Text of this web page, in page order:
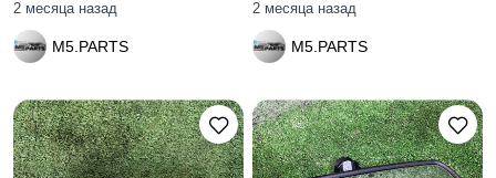
2 месяца назад
M5.PARTS
2 месяца назад
M5.PARTS